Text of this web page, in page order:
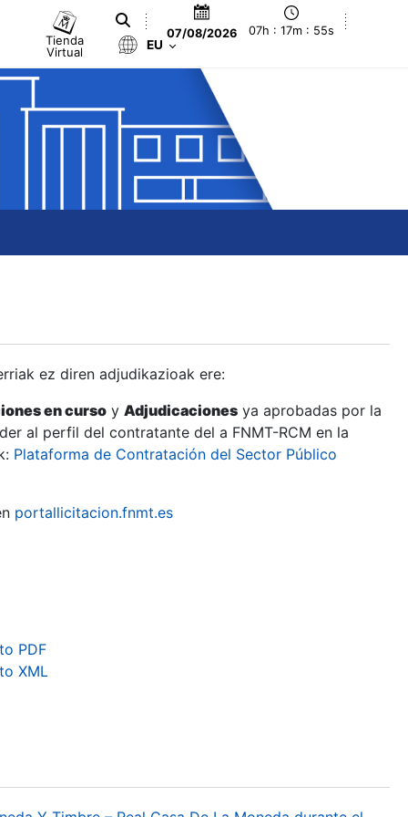
Tienda
Virtual
07/08/2026 07h : 17m : 55s
EU
ez diren adjudikazioak ere:
en curso y Adjudicaciones ya aprobadas por la
al perfil del contratante del a FNMT-RCM en la
Plataforma de Contratación del Sector Público
portallicitacion.fnmt.es
PDF
XML